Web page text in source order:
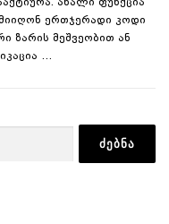
ახალი ფუნქცია
ერთჯერადი კოდი
ზარის მეშვეობით ან
…